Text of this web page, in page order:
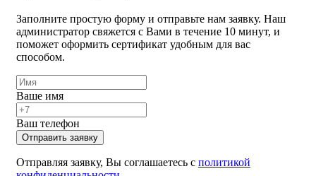
Заполните простую форму и отправьте нам заявку. Наш
администратор свяжется с Вами в течение 10 минут, и
поможет оформить сертификат удобным для вас
способом.
Ваше имя
Ваш телефон
Отправить заявку
Отправляя заявку, Вы соглашаетесь с политикой